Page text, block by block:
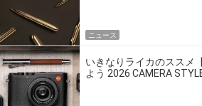
ニュース
いきなりライカのススメ
よう 2026 CAMERA STYLE